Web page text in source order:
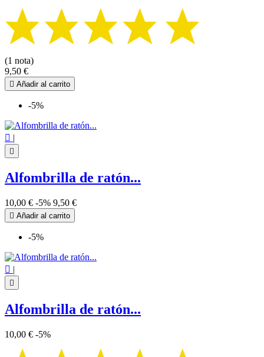
(1 nota)
9,50 €
 Añadir al carrito
-5%
 |

Alfombrilla de ratón...
10,00 € -5% 9,50 €
 Añadir al carrito
-5%
 |

Alfombrilla de ratón...
10,00 € -5%